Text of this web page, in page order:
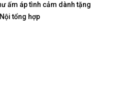
ấm áp tình cảm dành tặng
tổng hợp